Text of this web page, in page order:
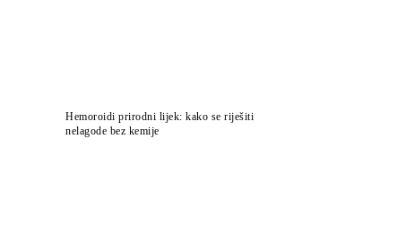
Hemoroidi prirodni lijek: kako se riješiti
nelagode bez kemije